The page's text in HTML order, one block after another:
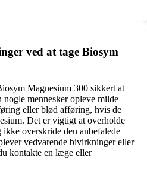
ved at tage Biosym
Magnesium 300 sikkert at
nogle mennesker opleve milde
eller blød afføring, hvis de
Det er vigtigt at overholde
overskride den anbefalede
vedvarende bivirkninger eller
kontakte en læge eller